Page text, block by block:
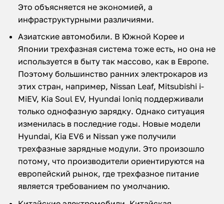
Это объясняется не экономией, а
инфраструктурными различиями.
Азиатские автомобили. В Южной Корее и
Японии трехфазная система тоже есть, но она не
используется в быту так массово, как в Европе.
Поэтому большинство ранних электрокаров из
этих стран, например, Nissan Leaf, Mitsubishi i-
MiEV, Kia Soul EV, Hyundai Ioniq поддерживали
только однофазную зарядку. Однако ситуация
изменилась в последние годы. Новые модели
Hyundai, Kia EV6 и Nissan уже получили
трехфазные зарядные модули. Это произошло
потому, что производители ориентируются на
европейский рынок, где трехфазное питание
является требованием по умолчанию.